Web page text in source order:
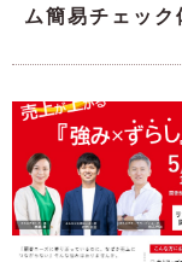
ム簡易チェック